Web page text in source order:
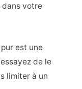
dans votre
est une
de le
limiter à un